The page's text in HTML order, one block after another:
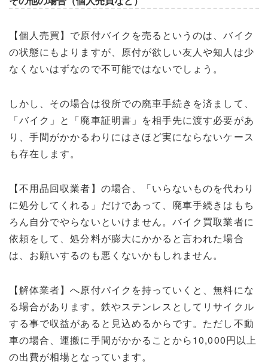
【個人売買】で原付バイクを売るというのは、バイク
の状態にもよりますが、原付が欲しい友人や知人は少
なくないはずなので不可能ではないでしょう。
しかし、その場合は役所での廃車手続きを済まして、
「バイク」と「廃車証明書」を相手先に渡す必要があ
り、手間がかかるわりにはさほど実にならないケース
も存在します。
【不用品回収業者】の場合、「いらないものを代わり
に処分してくれる」だけであって、廃車手続きはもち
ろん自分でやらないといけません。バイク買取業者に
依頼をして、処分料が膨大にかかると言われた場合
は、お願いするのも悪くないかもしれません。
【解体業者】へ原付バイクを持っていくと、無料にな
る場合があります。鉄やステンレスとしてリサイクル
する事で収益があると見込めるからです。ただし不動
車の場合、運搬に手間がかかることから10,000円以上
の出費が相場となっています。